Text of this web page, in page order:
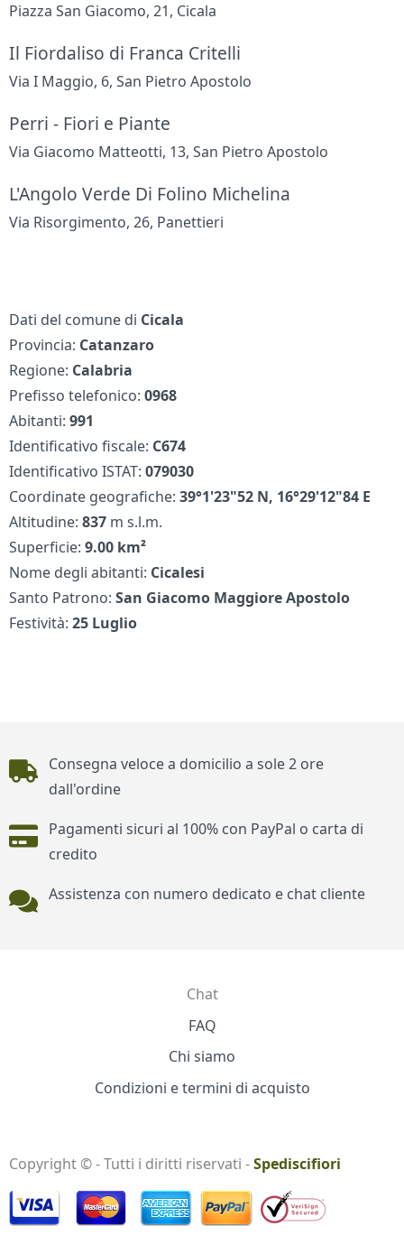
Piazza San Giacomo, 21, Cicala
Il Fiordaliso di Franca Critelli
Via I Maggio, 6, San Pietro Apostolo
Perri - Fiori e Piante
Via Giacomo Matteotti, 13, San Pietro Apostolo
L'Angolo Verde Di Folino Michelina
Via Risorgimento, 26, Panettieri
Dati del comune di Cicala
Provincia: Catanzaro
Regione: Calabria
Prefisso telefonico:0968
Abitanti:991
Identificativo fiscale: C674
Identificativo ISTAT:079030
Coordinate geografiche:39°1'23"52 N, 16°29'12"84 E
Altitudine:837 m s.l.m.
Superficie:9.00 km²
Nome degli abitanti: Cicalesi
Santo Patrono:San Giacomo Maggiore Apostolo
Festività:25 Luglio
Piè di pagina
Consegna veloce a domicilio a sole 2 ore
dall'ordine
Pagamenti sicuri al 100% con PayPal o carta di
credito
Assistenza con numero dedicato e chat cliente
Chat
FAQ
Chi siamo
Condizioni e termini di acquisto
Copyright © - Tutti i diritti riservati -Spediscifiori